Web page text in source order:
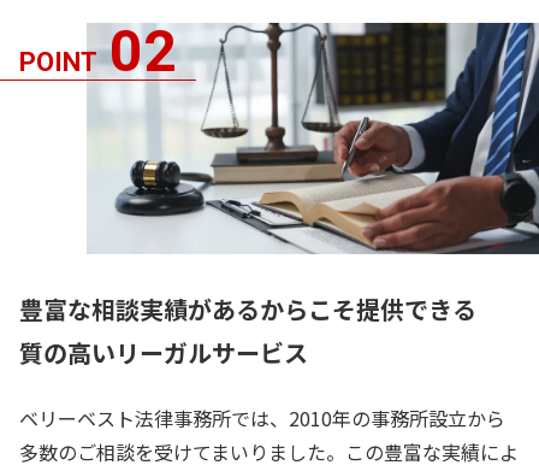
POINT 02
豊富な相談実績があるからこそ提供できる
質の高いリーガルサービス
ベリーベスト法律事務所では、2010年の事務所設立から
多数のご相談を受けてまいりました。この豊富な実績によ